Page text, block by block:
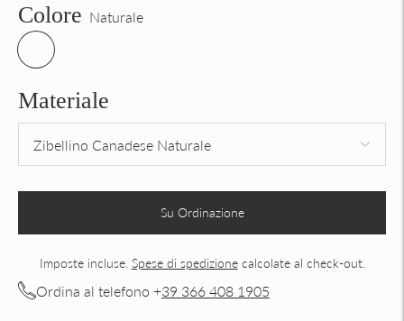
Colore Naturale
Materiale
Su Ordinazione
Imposte incluse. Spese di spedizionecalcolate al check-out.
Ordina al telefono +39 366 408 1905